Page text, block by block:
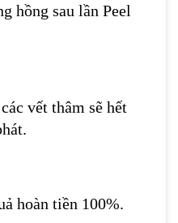
hồng sau lần Peel
vết thâm sẽ hết
hoàn tiền 100%.